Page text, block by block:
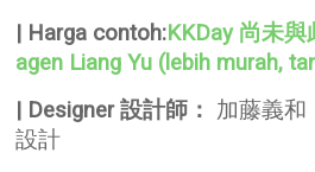
| Harga contoh:KKDay 尚未
agen Liang Yu (lebih murah,
| Designer 設計師： 加藤義和
設計